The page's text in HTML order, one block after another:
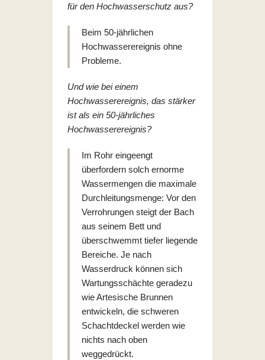
für den Hochwasserschutz aus?
Beim 50-jährlichen
Hochwasserereignis ohne
Probleme.
Und wie bei einem
Hochwasserereignis, das stärker
ist als ein 50-jährliches
Hochwasserereignis?
Im Rohr eingeengt
überfordern solch ernorme
Wassermengen die maximale
Durchleitungsmenge: Vor den
Verrohrungen steigt der Bach
aus seinem Bett und
überschwemmt tiefer liegende
Bereiche. Je nach
Wasserdruck können sich
Wartungsschächte geradezu
wie Artesische Brunnen
entwickeln, die schweren
Schachtdeckel werden wie
nichts nach oben
weggedrückt.